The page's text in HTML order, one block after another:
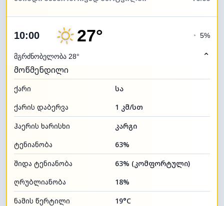
10:00 27°
მგრძნობელობა 28°
◔ 5%
⌃
მოწმენდილი
ქარი
სა
ქარის დაბერვა
1 კმ/სთ
ჰაერის ხარისხი
კარგი
ტენიანობა
63%
შიდა ტენიანობა
63% (კომფორტული)
ღრუბლიანობა
18%
ნამის წერტილი
19°C